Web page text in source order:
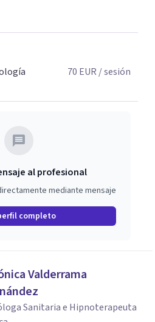
70 EUR / sesión
al profesional
mediante mensaje
completo
Valderrama
Sanitaria e Hipnoterapeuta